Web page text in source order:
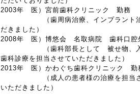
2003年 医）宮前歯科クリニック 勤務
（歯周病治療、インプラント治療
だきました）
2008年 医）博悠会 名取病院 歯科口
（歯科部長として 被せ物、入れ歯
歯科診療を担当させていただきました）
2013年 医）かわぐち歯科クリニック
（成人の患者様の治療を担当させ
いただきました）